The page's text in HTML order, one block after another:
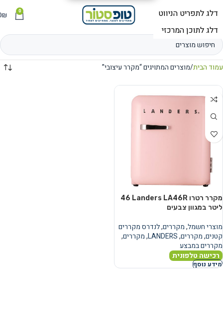
תפריט 0
₪
עמוד הבית מוצרים המתויגים “מקרר עיצובי”
מקרר רטרו Landers LA46R ‏46
‏ליטר במגוון צבעים
מוצרי חשמל,מקררים,לנדרס מקררים
קטנים,מקררים,
LANDERS
,מקררים,
מקררים במבצע
רכישה טלפונית
מידע נוסף